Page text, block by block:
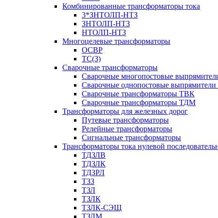
Комбинированные трансформаторы тока
3*ЗНТОЛП-НТЗ
ЗНТОЛП-НТЗ
НТОЛП-НТЗ
Многоцелевые трансформаторы
ОСВР
ТС(З)
Сварочные трансформаторы
Сварочные многопостовые
Сварочные однопостовые
Сварочные трансформаторы ТВК
Сварочные трансформаторы ТДМ
Трансформаторы для железных дорог
Путевые трансформаторы
Релейные трансформаторы
Сигнальные трансформаторы
Трансформаторы тока нулевой
ТДЗЛВ
ТДЗЛК
ТДЗРЛ
ТЗЗ
ТЗЛ
ТЗЛК
ТЗЛК-СЭЩ
ТЗЛМ